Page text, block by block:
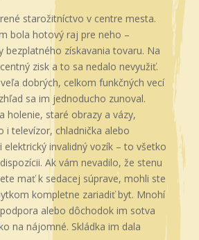
starožitníctvo v centre mesta.
bola hotový raj pre neho –
bezplatného získavania tovaru. Na
zisk a to sa nedalo nevyužiť.
dobrých, celkom funkčných vecí
sa im jednoducho zunoval.
holenie, staré obrazy a vázy,
i televízor, chladnička alebo
elektrický invalidný vozík – to všetko
Ak vám nevadilo, že stenu
mať k sedacej súprave, mohli ste
kompletne zariadiť byt. Mnohí
alebo dôchodok im sotva
na nájomné. Skládka im dala